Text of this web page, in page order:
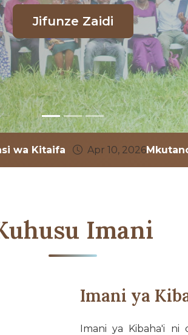
wa Kitaifa Apr 10, 2026
Imani
Imani ya
Imani ya Kibaha'i ni